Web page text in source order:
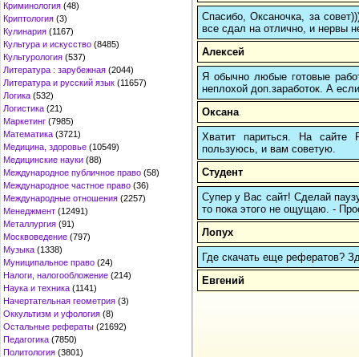
Криминология (48)
Криптология (3)
Кулинария (1167)
Культура и искусство (8485)
Культурология (537)
Литература : зарубежная (2044)
Литература и русский язык (11657)
Логика (532)
Логистика (21)
Маркетинг (7985)
Математика (3721)
Медицина, здоровье (10549)
Медицинские науки (88)
Международное публичное право (58)
Международное частное право (36)
Международные отношения (2257)
Менеджмент (12491)
Металлургия (91)
Москвоведение (797)
Музыка (1338)
Муниципальное право (24)
Налоги, налогообложение (214)
Наука и техника (1141)
Начертательная геометрия (3)
Оккультизм и уфология (8)
Остальные рефераты (21692)
Педагогика (7850)
Политология (3801)
Спасибо, Оксаночка, за
все сдал на отлично, и нервы
Алексей
Я обычно любые готовые
неплохой доп.заработок. А
Оксана
Хватит париться. На
пользуюсь, и вам советую.
Студент
Супер у Вас сайт! Сделай
то пока этого не ощущаю. -
Лопух
Где скачать еще рефератов?
Евгений